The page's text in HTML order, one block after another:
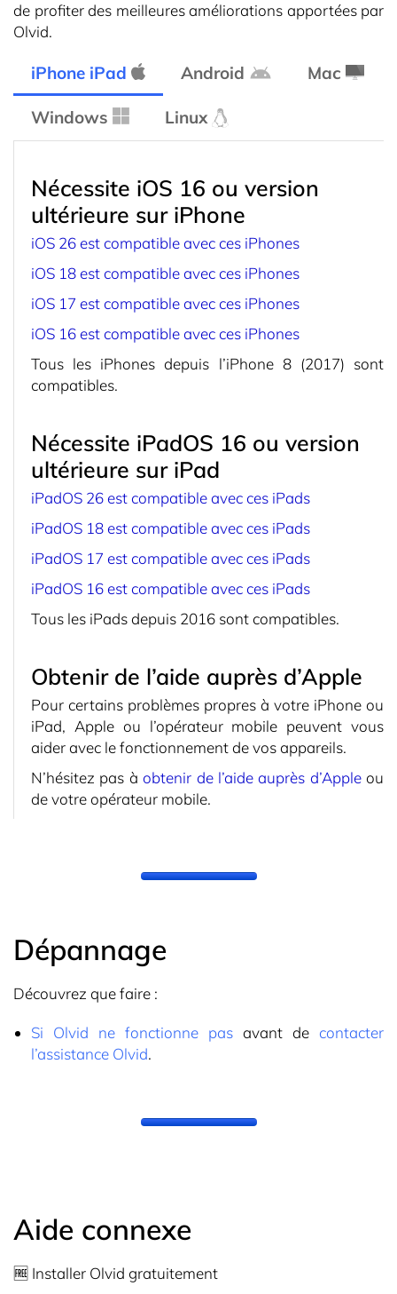
Aide connexe
🆓 Installer Olvid gratuitement
de profiter des meilleures améliorations apportées par
Olvid.
iPhone iPad Android Mac
Windows Linux
Nécessite iOS 16 ou version
ultérieure sur iPhone
iOS 26 est compatible avec ces iPhones
iOS 18 est compatible avec ces iPhones
iOS 17 est compatible avec ces iPhones
iOS 16 est compatible avec ces iPhones
Tous les iPhones depuis l’iPhone 8 (2017) sont
compatibles.
Nécessite iPadOS 16 ou version
ultérieure sur iPad
iPadOS 26 est compatible avec ces iPads
iPadOS 18 est compatible avec ces iPads
iPadOS 17 est compatible avec ces iPads
iPadOS 16 est compatible avec ces iPads
Tous les iPads depuis 2016 sont compatibles.
Obtenir de l’aide auprès d’Apple
Pour certains problèmes propres à votre iPhone ou
iPad, Apple ou l’opérateur mobile peuvent vous
aider avec le fonctionnement de vos appareils.
N’hésitez pas àobtenir de l’aide auprès d’Appleou
de votre opérateur mobile.
Dépannage
Découvrez que faire :
Si Olvid ne fonctionne pas avant de contacter
l’assistance Olvid.